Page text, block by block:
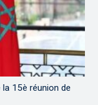
15è réunion de